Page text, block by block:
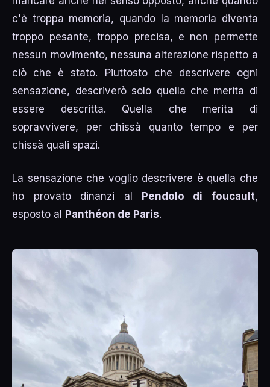
c'è troppa memoria, quando la memoria diventa
troppo pesante, troppo precisa, e non permette
nessun movimento, nessuna alterazione rispetto a
ciò che è stato. Piuttosto che descrivere ogni
sensazione, descriverò solo quella che merita di
essere descritta. Quella che merita di
sopravvivere, per chissà quanto tempo e per
chissà quali spazi.
La sensazione che voglio descrivere è quella che
ho provato dinanzi al
Pendolo di foucault,
esposto al
Panthéon de Paris.